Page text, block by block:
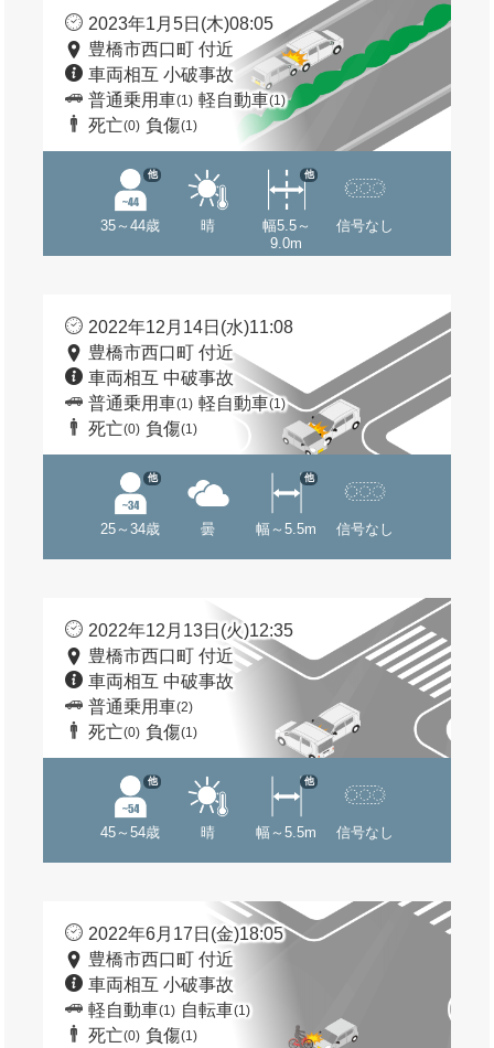
2023年1月5日(木)08:05
豊橋市西口町 付近
車両相互 小破事故
普通乗用車(1) 軽自動車(1)
死亡(0) 負傷(1)
35～44歳
他
晴
幅5.5～
9.0m
他
信号なし
2022年12月14日(水)11:08
豊橋市西口町 付近
車両相互 中破事故
普通乗用車(1) 軽自動車(1)
死亡(0) 負傷(1)
25～34歳
他
曇 幅～5.5m
他
信号なし
2022年12月13日(火)12:35
豊橋市西口町 付近
車両相互 中破事故
普通乗用車(2)
死亡(0) 負傷(1)
45～54歳
他
晴 幅～5.5m
他
信号なし
2022年6月17日(金)18:05
豊橋市西口町 付近
車両相互 小破事故
軽自動車(1) 自転車(1)
死亡(0) 負傷(1)